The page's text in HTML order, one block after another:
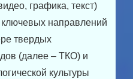
графика, текст)
направлений
твердых
(далее – ТКО) и
культуры